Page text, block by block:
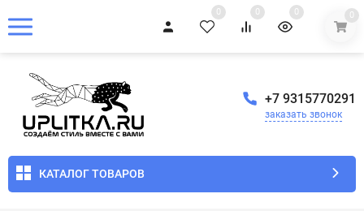
0 0 0 0
+7 9315770291
заказать звонок
КАТАЛОГ ТОВАРОВ